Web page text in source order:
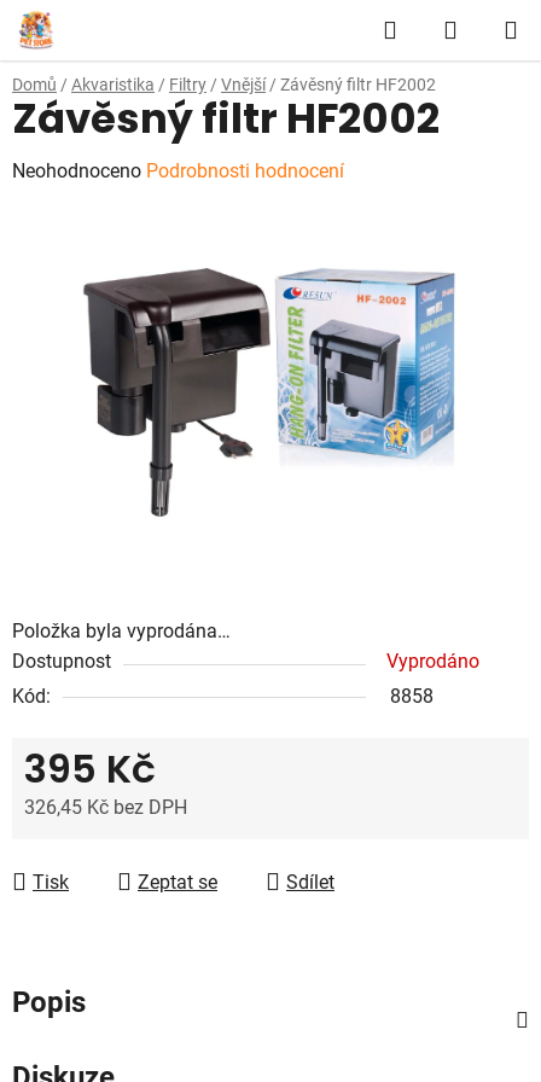
Přejít
na
obsah
Hledat
KOŠÍK
Domů / Akvaristika / Filtry / Vnější / Závěsný filtr HF2002
Položka byla vyprodána…
Dostupnost
Vyprodáno
Kód:
8858
395 Kč
326,45 Kč bez DPH
Tisk
Zeptat se Sdílet
Závěsný filtr HF2002
Průměrné
hvězdiček.
Neohodnoceno Podrobnosti hodnocení
Popis